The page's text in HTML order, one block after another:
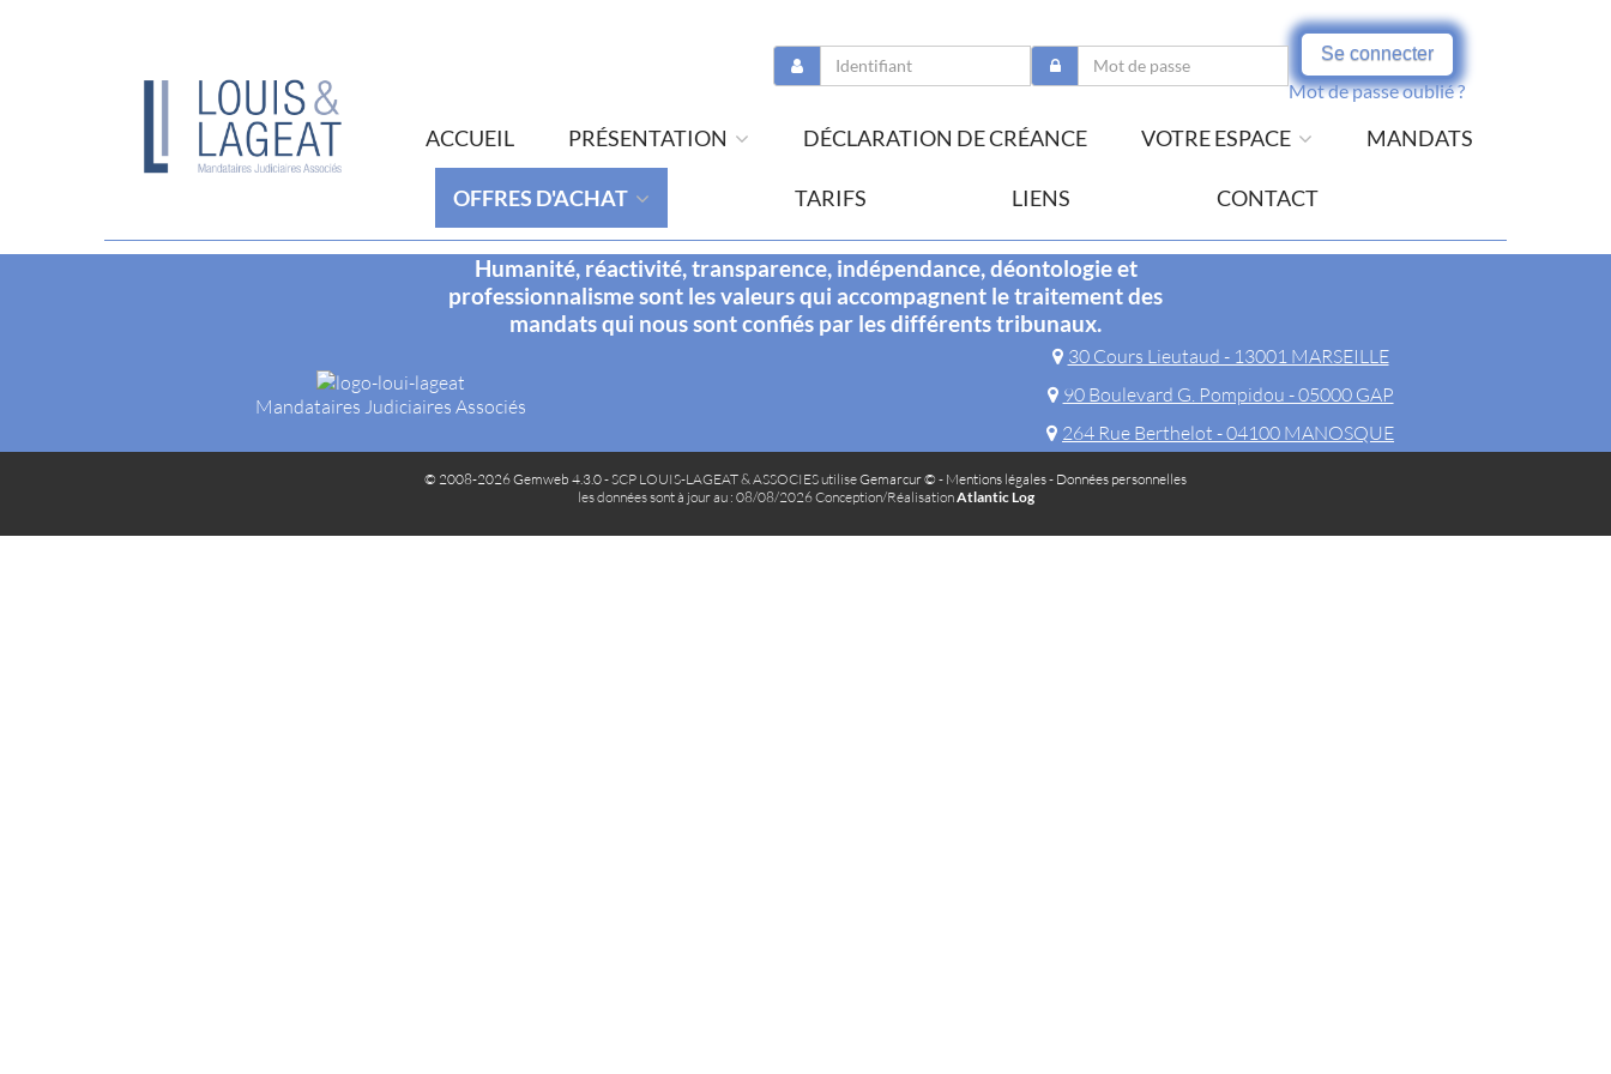
Se connecter
Mot de passe oublié ?
ACCUEIL PRÉSENTATION DÉCLARATION DE CRÉANCE VOTRE ESPACE MANDATS
OFFRES D'ACHAT TARIFS LIENS CONTACT
Mandataires Judiciaires Associés
Humanité, réactivité, transparence, indépendance, déontologie et
professionnalisme sont les valeurs qui accompagnent le traitement des
mandats qui nous sont confiés par les différents tribunaux.
30 Cours Lieutaud - 13001 MARSEILLE
90 Boulevard G. Pompidou - 05000 GAP
264 Rue Berthelot - 04100 MANOSQUE
© 2008-2026 Gemweb 4.3.0- SCP LOUIS-LAGEAT & ASSOCIES utiliseGemarcur © - Mentions légales- Données personnelles
les données sont à jour au : 08/08/2026 Conception/RéalisationAtlantic Log